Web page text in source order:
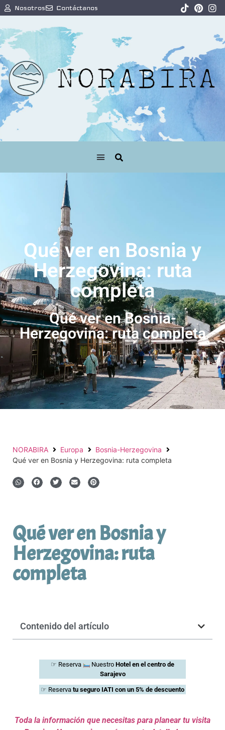
Nosotros Contáctanos
Qué ver en Bosnia y
Herzegovina: ruta
completa
Qué ver en Bosnia-
Herzegovina: ruta completa
NORABIRA Europa
Bosnia-Herzegovina
Qué ver en Bosnia y Herzegovina: ruta completa
Qué ver en Bosnia y
Herzegovina: ruta
completa
Contenido del artículo
☞ Reserva Nuestro Hotel en el centro de
Sarajevo
☞ Reserva tu seguro IATI con un 5% de descuento
Toda la información que necesitas para planear tu visita